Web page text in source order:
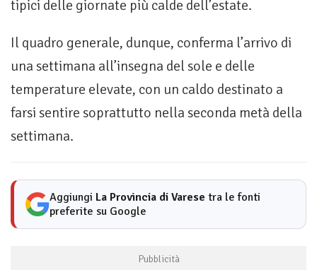
tipici delle giornate più calde dell’estate.
Il quadro generale, dunque, conferma l’arrivo di
una settimana all’insegna del sole e delle
temperature elevate, con un caldo destinato a
farsi sentire soprattutto nella seconda metà della
settimana.
Aggiungi La Provincia di Varese tra le fonti
preferite su Google